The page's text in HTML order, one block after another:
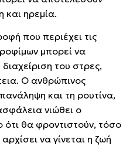
και ηρεμία.
που περιέχει τις
μπορεί να
του στρες,
Ο ανθρώπινος
και τη ρουτίνα,
νιώθει ο
ότι θα φροντιστούν, τόσο
να γίνεται η ζωή